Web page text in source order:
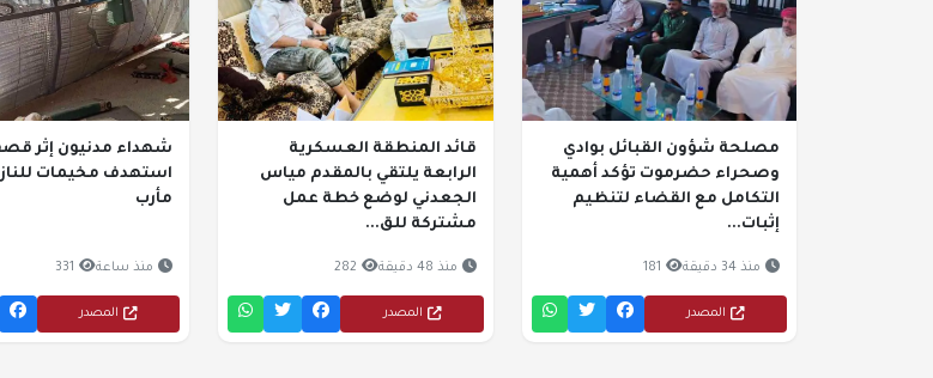
مصلحة شؤون القبائل بوادي
وصحراء حضرموت تؤكد أهمية
التكامل مع القضاء لتنظيم
إثبات...
منذ 34 دقيقة 181
المصدر
قائد المنطقة العسكرية
الرابعة يلتقي بالمقدم مياس
الجعدني لوضع خطة عمل
مشتركة للق...
منذ 48 دقيقة 282
المصدر
شهداء مدنيون إثر
استهدف مخيمات
مأرب
منذ ساعة 331
المصدر